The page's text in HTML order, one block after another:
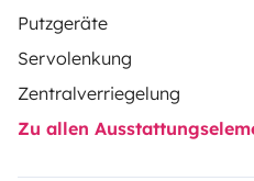
Putzgeräte
Servolenkung
Zentralverriegelung
Zu allen